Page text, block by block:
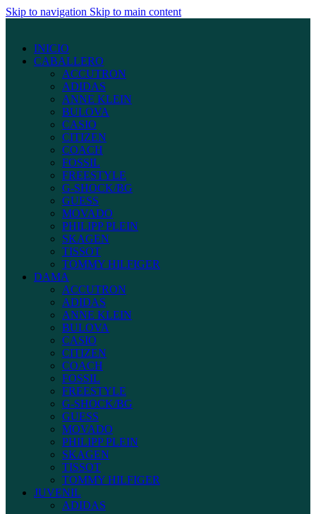
Skip to navigation Skip to main content
INICIO
CABALLERO
ACCUTRON
ADIDAS
ANNE KLEIN
BULOVA
CASIO
CITIZEN
COACH
FOSSIL
FREESTYLE
G-SHOCK/BG
GUESS
MOVADO
PHILIPP PLEIN
SKAGEN
TISSOT
TOMMY HILFIGER
DAMA
ACCUTRON
ADIDAS
ANNE KLEIN
BULOVA
CASIO
CITIZEN
COACH
FOSSIL
FREESTYLE
G-SHOCK/BG
GUESS
MOVADO
PHILIPP PLEIN
SKAGEN
TISSOT
TOMMY HILFIGER
JUVENIL
ADIDAS